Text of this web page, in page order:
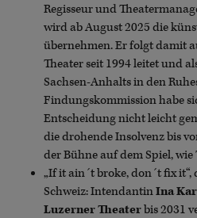
Regisseur und
wird ab August 2025 die
übernehmen. Er folgt damit
Theater seit 1994 leitet und
Sachsen-Anhalts in den
Findungskommission habe
Entscheidung nicht leicht
die drohende Insolvenz bis
der Bühne auf dem Spiel,
„If it ain´t broke, don´t fix
Schweiz: IntendantinIna
Luzerner Theaterbis 2031